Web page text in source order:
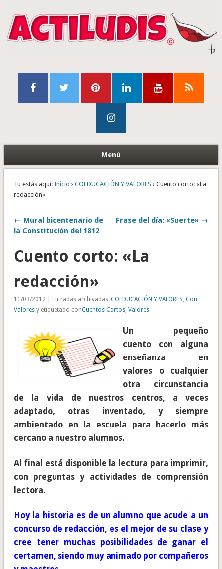
Menú
Tu estás aquí: Inicio › COEDUCACIÓN Y VALORES › Cuento corto: «La
redacción»
← Mural bicentenario de
la Constitución del 1812
Frase del día: «Suerte» →
Cuento corto: «La
redacción»
11/03/2012 | Entradas archivadas: COEDUCACIÓN Y VALORES, Con
Valoresy etiquetado conCuentos Cortos, Valores
Un pequeño
cuento con alguna
enseñanza en
valores o cualquier
otra circunstancia
de la vida de nuestros centros, a veces
adaptado, otras inventado, y siempre
ambientado en la escuela para hacerlo más
cercano a nuestro alumnos.
Al final está disponible la lectura para imprimir,
con preguntas y actividades de comprensión
lectora.
Hoy la historia es de un alumno que acude a un
concurso de redacción, es el mejor de su clase y
cree tener muchas posibilidades de ganar el
certamen, siendo muy animado por compañeros